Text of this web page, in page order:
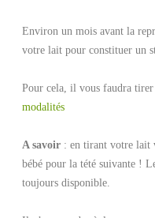
Environ un mois avant la
votre lait pour constituer un
Pour cela, il vous faudra tirer
modalités
A savoir: en tirant votre lait
bébé pour la tété suivante !
toujours disponible.